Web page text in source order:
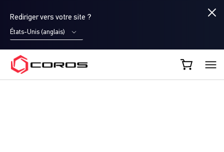
Rediriger vers votre site ?
États-Unis (anglais)
COROS FR